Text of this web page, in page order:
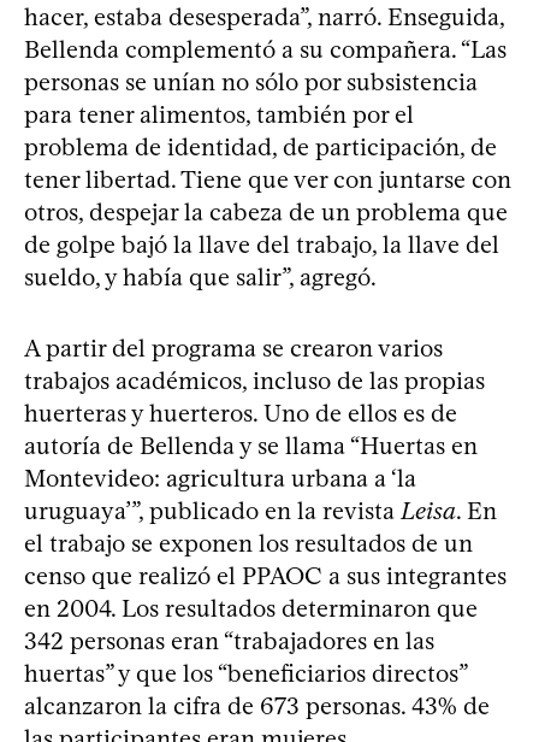
hacer, estaba desesperada”, narró. Enseguida,
Bellenda complementó a su compañera. “Las
personas se unían no sólo por subsistencia
para tener alimentos, también por el
problema de identidad, de participación, de
tener libertad. Tiene que ver con juntarse con
otros, despejar la cabeza de un problema que
de golpe bajó la llave del trabajo, la llave del
sueldo, y había que salir”, agregó.
A partir del programa se crearon varios
trabajos académicos, incluso de las propias
huerteras y huerteros. Uno de ellos es de
autoría de Bellenda y se llama “Huertas en
Montevideo: agricultura urbana a ‘la
uruguaya’”, publicado en la revistaLeisa. En
el trabajo se exponen los resultados de un
censo que realizó el PPAOC a sus integrantes
en 2004. Los resultados determinaron que
342 personas eran “trabajadores en las
huertas” y que los “beneficiarios directos”
alcanzaron la cifra de 673 personas. 43% de